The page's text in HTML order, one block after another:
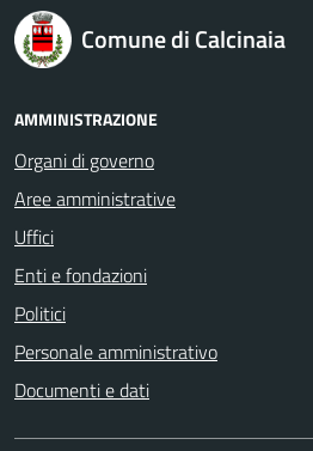
logo Unione Europea
Comune di Calcinaia
AMMINISTRAZIONE
Organi di governo
Aree amministrative
Uffici
Enti e fondazioni
Politici
Personale amministrativo
Documenti e dati